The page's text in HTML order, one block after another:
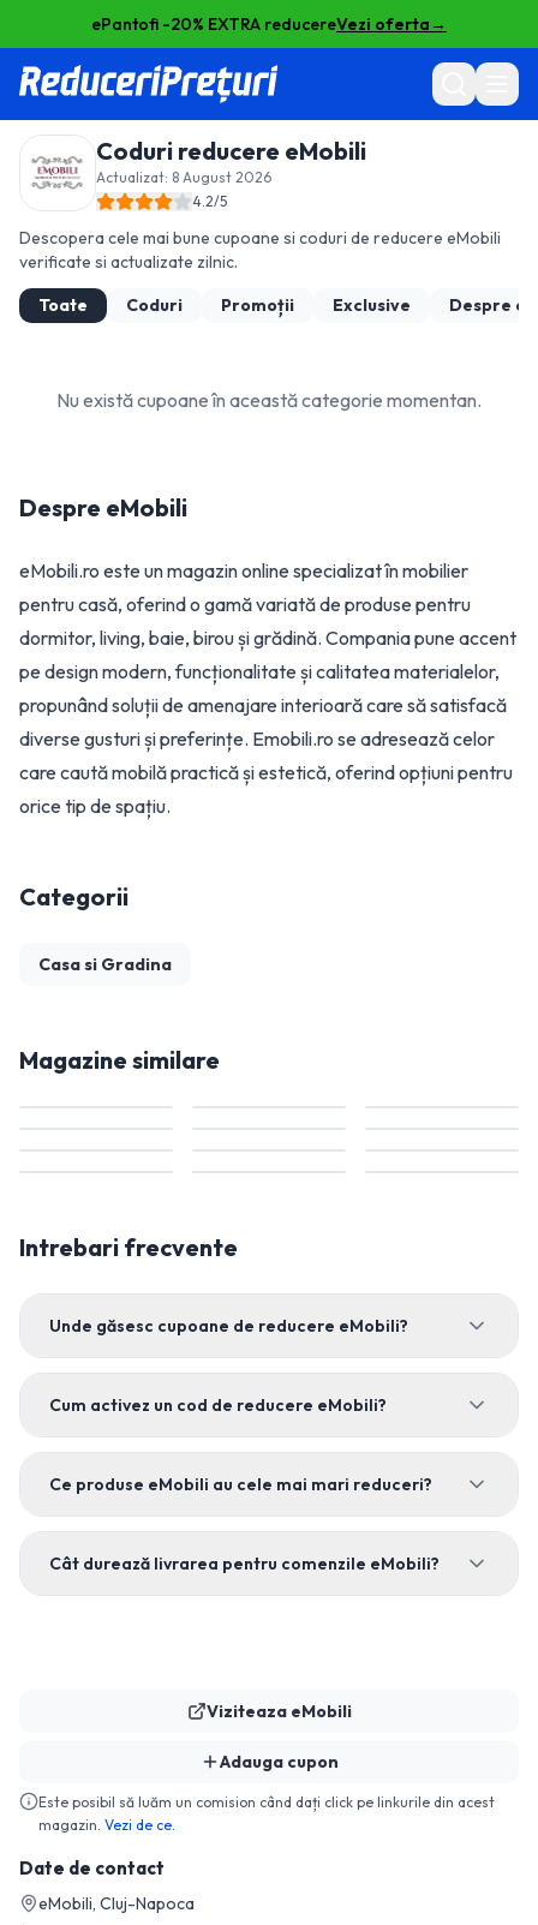
ePantofi -20% EXTRA reducereVezi oferta→
Viziteaza eMobili
Adauga cupon
Este posibil să luăm un comision când dați click pe linkurile din acest
magazin. Vezi de ce.
Date de contact
eMobili, Cluj-Napoca
Coduri reducere eMobili
Actualizat: 8 August 2026
4.2/5
Descopera cele mai bune cupoane si coduri de reducere eMobili
verificate si actualizate zilnic.
Toate
Coduri Promoții Exclusive Despre
Nu există cupoane în această categorie momentan.
Despre eMobili
eMobili.ro este un magazin online specializat în mobilier
pentru casă, oferind o gamă variată de produse pentru
dormitor, living, baie, birou și grădină. Compania pune accent
pe design modern, funcționalitate și calitatea materialelor,
propunând soluții de amenajare interioară care să satisfacă
diverse gusturi și preferințe. Emobili.ro se adresează celor
care caută mobilă practică și estetică, oferind opțiuni pentru
orice tip de spațiu.
Categorii
Casa si Gradina
Magazine similare
Intrebari frecvente
Unde găsesc cupoane de reducere eMobili?
Cum activez un cod de reducere eMobili?
Ce produse eMobili au cele mai mari reduceri?
Cât durează livrarea pentru comenzile eMobili?